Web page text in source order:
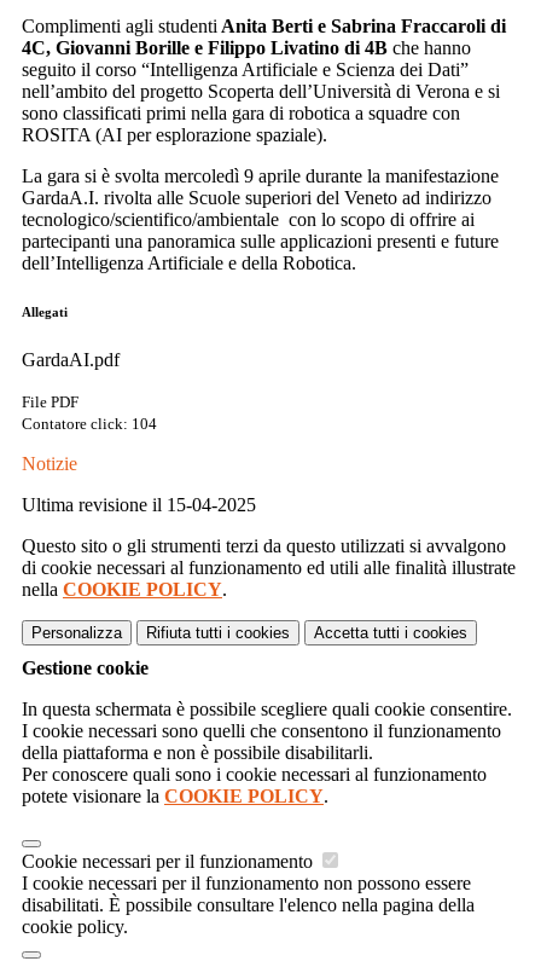
Complimenti agli studenti Anita Berti e Sabrina Fraccaroli di
4C, Giovanni Borille e Filippo Livatino di 4B che hanno
seguito il corso “Intelligenza Artificiale e Scienza dei Dati”
nell’ambito del progetto Scoperta dell’Università di Verona e si
sono classificati primi nella gara di robotica a squadre con
ROSITA (AI per esplorazione spaziale).
La gara si è svolta mercoledì 9 aprile durante la manifestazione
GardaA.I. rivolta alle Scuole superiori del Veneto ad indirizzo
tecnologico/scientifico/ambientale con lo scopo di offrire ai
partecipanti una panoramica sulle applicazioni presenti e future
dell’Intelligenza Artificiale e della Robotica.
Allegati
GardaAI.pdf
File PDF
Contatore click: 104
Notizie
Ultima revisione il 15-04-2025
Questo sito o gli strumenti terzi da questo utilizzati si avvalgono
di cookie necessari al funzionamento ed utili alle finalità illustrate
nella COOKIE POLICY.
Personalizza Rifiuta tutti i cookies Accetta tutti i cookies
Gestione cookie
In questa schermata è possibile scegliere quali cookie consentire.
I cookie necessari sono quelli che consentono il funzionamento
della piattaforma e non è possibile disabilitarli.
Per conoscere quali sono i cookie necessari al funzionamento
potete visionare la COOKIE POLICY.
Cookie necessari per il funzionamento
I cookie necessari per il funzionamento non possono essere
disabilitati. È possibile consultare l'elenco nella pagina della
cookie policy.